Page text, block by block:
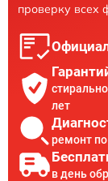
проверку всех
лет
ремонт
в день